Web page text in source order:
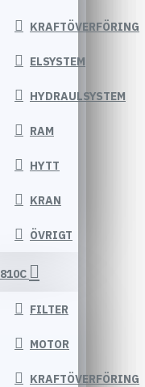
KRAFTÖVERFÖRING
ELSYSTEM
HYDRAULSYSTEM
RAM
HYTT
KRAN
ÖVRIGT
810C
FILTER
MOTOR
KRAFTÖVERFÖRING